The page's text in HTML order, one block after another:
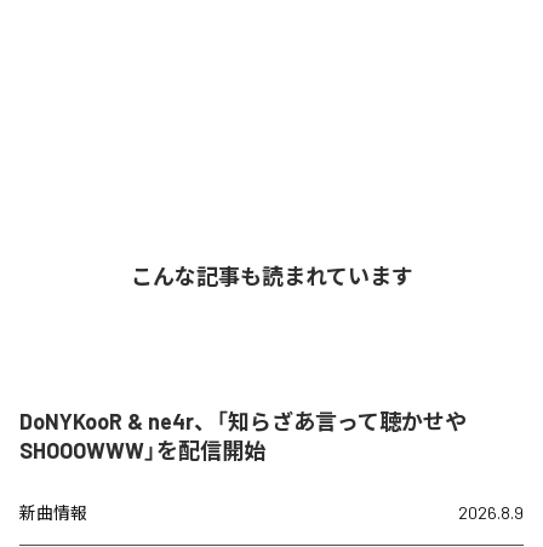
こんな記事も読まれています
DoNYKooR & ne4r、「知らざあ言って聴かせや
SHOOOWWW」を配信開始
新曲情報 2026.8.9